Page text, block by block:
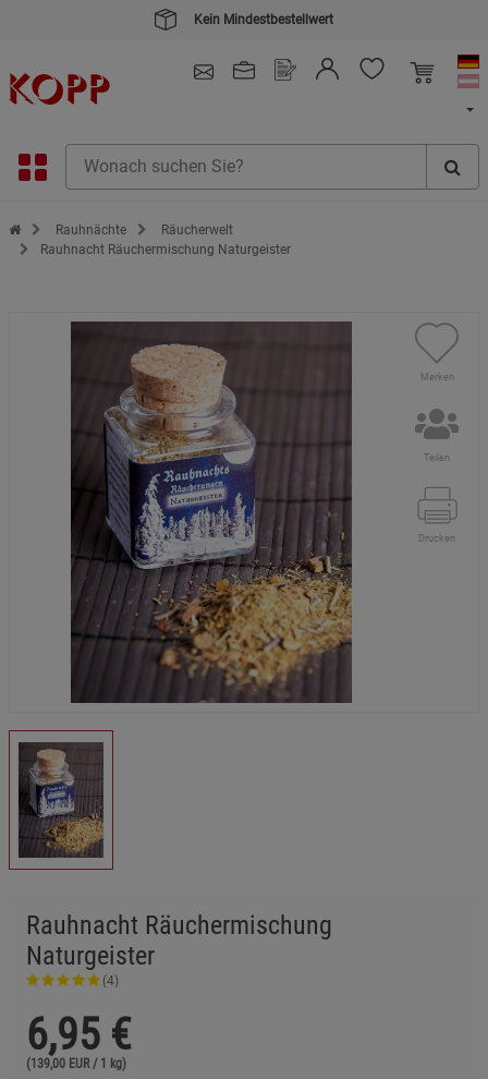
Kein Mindestbestellwert
Zur Startseite des Kopp Verlag Online-Shop
Rauhnächte
Räucherwelt
Rauhnacht Räuchermischung Naturgeister
Merken
Teilen
Drucken
Rauhnacht Räuchermischung
Naturgeister
(4)
6,95 €
(139,00 EUR / 1 kg)